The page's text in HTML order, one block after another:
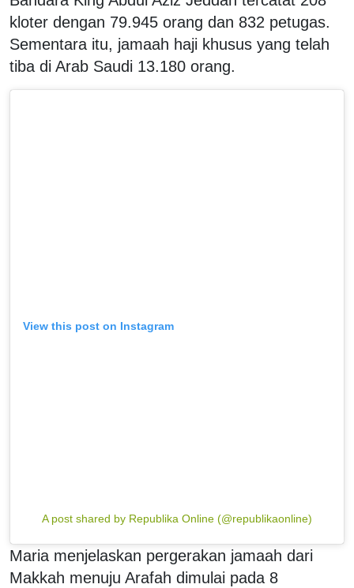
kloter dengan 79.945 orang dan 832 petugas.
Sementara itu, jamaah haji khusus yang telah
tiba di Arab Saudi 13.180 orang.
View this post on Instagram
A post shared by Republika Online (@republikaonline)
Maria menjelaskan pergerakan jamaah dari
Makkah menuju Arafah dimulai pada 8